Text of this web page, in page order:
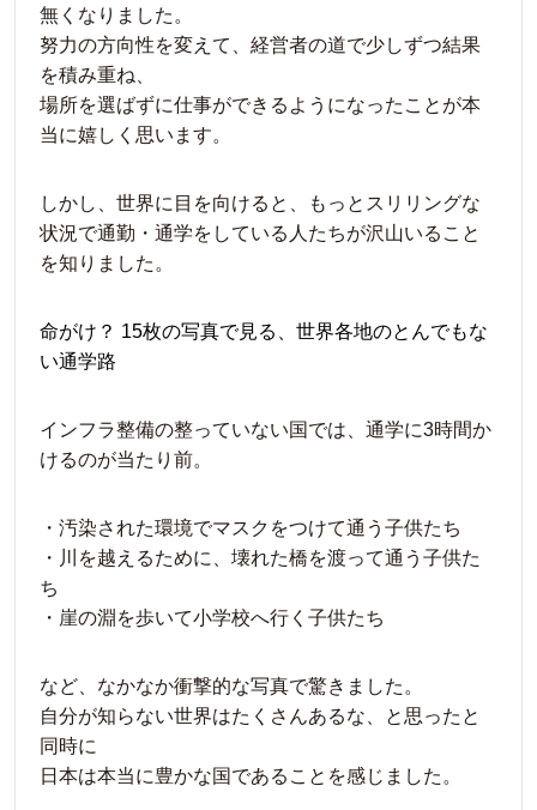
無くなりました。
努力の方向性を変えて、経営者の道で少しずつ結果
を積み重ね、
場所を選ばずに仕事ができるようになったことが本
当に嬉しく思います。
しかし、世界に目を向けると、もっとスリリングな
状況で通勤・通学をしている人たちが沢山いること
を知りました。
命がけ？ 15枚の写真で見る、世界各地のとんでもな
い通学路
インフラ整備の整っていない国では、通学に3時間か
けるのが当たり前。
・汚染された環境でマスクをつけて通う子供たち
・川を越えるために、壊れた橋を渡って通う子供た
ち
・崖の淵を歩いて小学校へ行く子供たち
など、なかなか衝撃的な写真で驚きました。
自分が知らない世界はたくさんあるな、と思ったと
同時に
日本は本当に豊かな国であることを感じました。